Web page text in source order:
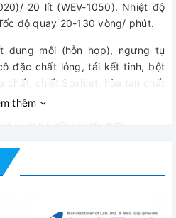
20 lít (WEV-1050). Nhiệt độ
độ quay 20-130 vòng/ phút.
dung môi (hỗn hợp), ngưng tụ
đặc chất lỏng, tái kết tinh, bột
chất, chiết Soxhlet, hòa tan chất
độ bằng số. Hiển thị trên bề
thêm